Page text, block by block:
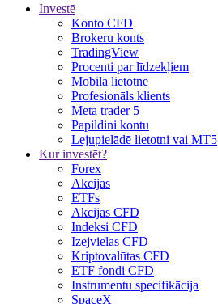
Investē
Konto CFD
Brokeru konts
TradingView
Procenti par līdzekļiem
Mobilā lietotne
Profesionāls klients
Meta trader 5
Papildini kontu
Lejupielādē lietotni vai MT5
Kur investēt?
Forex
Akcijas
ETFs
Akcijas CFD
Indeksi CFD
Izejvielas CFD
Kriptovalūtas CFD
ETF fondi CFD
Instrumentu specifikācija
SpaceX